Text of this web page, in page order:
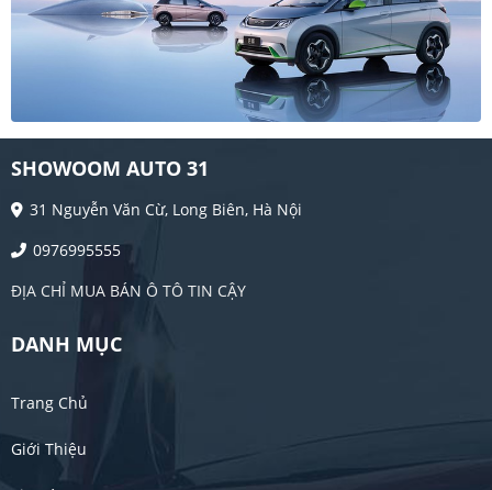
SHOWOOM AUTO 31
31 Nguyễn Văn Cừ, Long Biên, Hà Nội
0976995555
ĐỊA CHỈ MUA BÁN Ô TÔ TIN CẬY
DANH MỤC
Trang Chủ
Giới Thiệu